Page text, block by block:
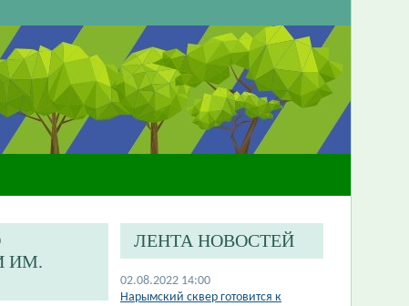
ИМ.
ЛЕНТА НОВОСТЕЙ
02.08.2022 14:00
Нарымский сквер готовится к